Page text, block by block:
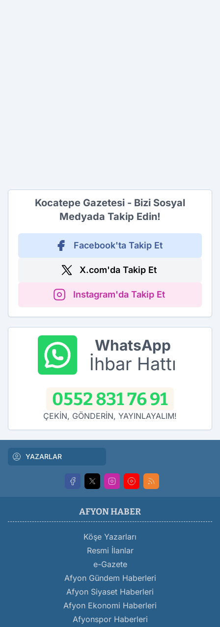
Kocatepe Gazetesi - Bizi Sosyal
Medyada Takip Edin!
Facebook'ta Takip Et
X.com'da Takip Et
Instagram'da Takip Et
WhatsApp
İhbar Hattı
0552 831 76 91
ÇEKİN, GÖNDERİN, YAYINLAYALIM!
YAZARLAR
AFYON HABER
Köşe Yazarları
Resmi İlanlar
e-Gazete
Afyon Gündem Haberleri
Afyon Siyaset Haberleri
Afyon Ekonomi Haberleri
Afyonspor Haberleri